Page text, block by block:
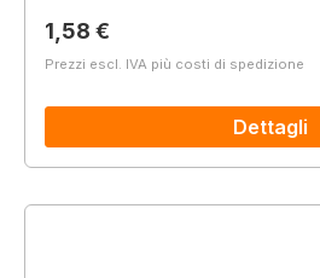
Prezzo normale:
1,58 €
Prezzi escl. IVA più costi di spedizione
Dettagli